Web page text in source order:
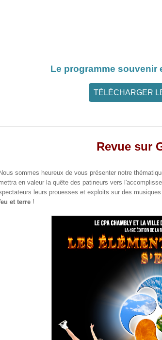
Le programme
TÉLÉCHARGER
Revue sur
Nous sommes heureux de vous présenter notre
en valeur la quête des patineurs vers
leurs prouesses et exploits sur des
et terre !